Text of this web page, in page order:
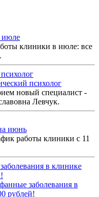
июле
клиники в июле: все
психолог
новый специалист -
Левчук.
июнь
работы клиники с 11
заболевания в
рублей!